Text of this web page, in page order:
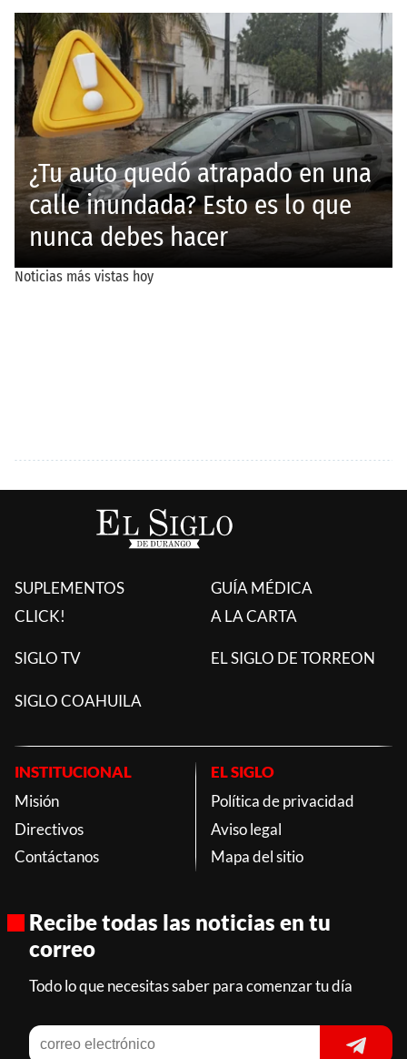
SUPLEMENTOS
CLICK!
GUÍA MÉDICA
A LA CARTA
SIGLO TV EL SIGLO DE TORREON
SIGLO COAHUILA
INSTITUCIONAL
Misión
Directivos
Contáctanos
EL SIGLO
Política de privacidad
Aviso legal
Mapa del sitio
Recibe todas las noticias en tu
correo
Todo lo que necesitas saber para comenzar tu día